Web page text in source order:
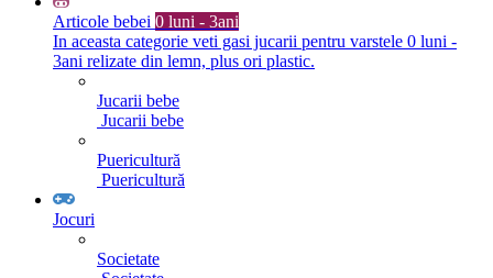
Articole bebei 0 luni - 3ani
In aceasta categorie veti gasi jucarii pentru varstele 0 luni -
3ani relizate din lemn, plus ori plastic.
Jucarii bebe
Jucarii bebe
Puericultură
Puericultură
Jocuri
Societate